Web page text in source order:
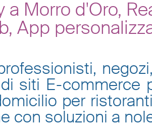
a Morro d'Oro,
App
siti E-commerce
per
con soluzioni a